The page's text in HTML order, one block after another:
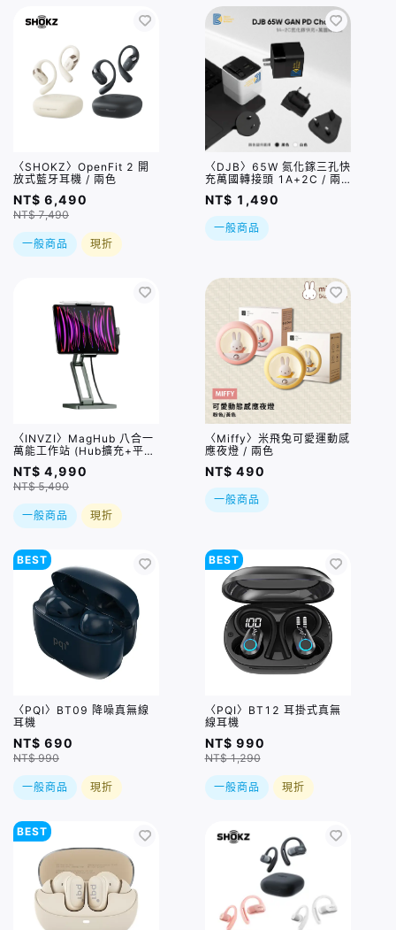
〈SHOKZ〉OpenFit 2 開
放式藍牙耳機 / 兩色
NT$ 6,490
NT$ 7,490
一般商品 現折
〈DJB〉65W 氮化鎵三孔快
充萬國轉接頭 1A+2C / 兩
種顏色
NT$ 1,490
一般商品
〈INVZI〉MagHub 八合一
萬能工作站 (Hub擴充+平板
支架)
NT$ 4,990
NT$ 5,490
一般商品 現折
〈Miffy〉米飛兔可愛運動感
應夜燈 / 兩色
NT$ 490
一般商品
BEST
〈PQI〉BT09 降噪真無線
耳機
NT$ 690
NT$ 990
一般商品 現折
BEST
〈PQI〉BT12 耳掛式真無
線耳機
NT$ 990
NT$ 1,290
一般商品 現折
BEST